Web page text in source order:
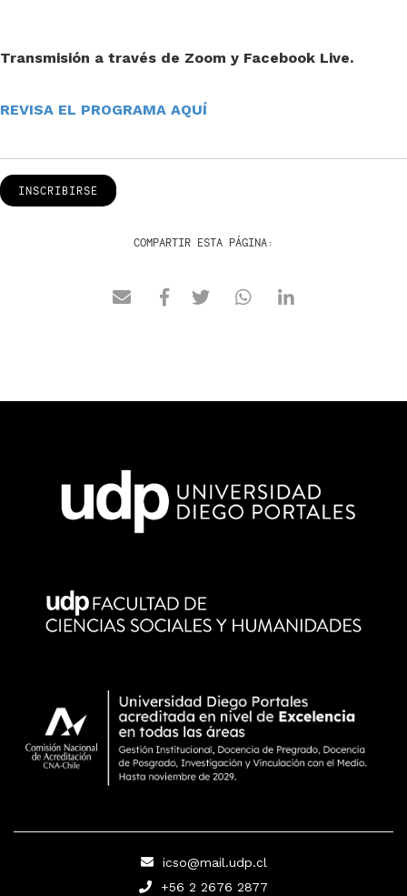
Transmisión a través de Zoom y Facebook Live.
REVISA EL PROGRAMA AQUÍ
INSCRIBIRSE
COMPARTIR ESTA PÁGINA:
icso@mail.udp.cl
+56 2 2676 2877